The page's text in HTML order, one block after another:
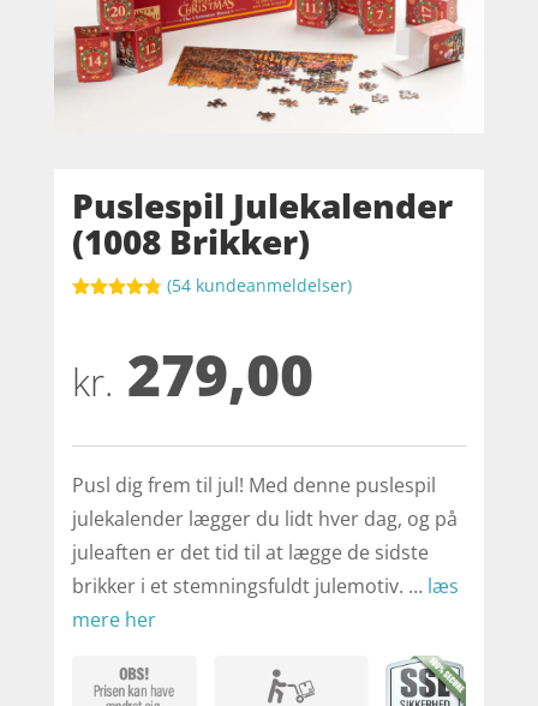
Puslespil Julekalender
(1008 Brikker)
baseret på
kundebedøm
melser
(54 kundeanmeldelser)
kr. 279,00
Pusl dig frem til jul! Med denne puslespil
julekalender lægger du lidt hver dag, og på
juleaften er det tid til at lægge de sidste
brikker i et stemningsfuldt julemotiv. … læs
mere her